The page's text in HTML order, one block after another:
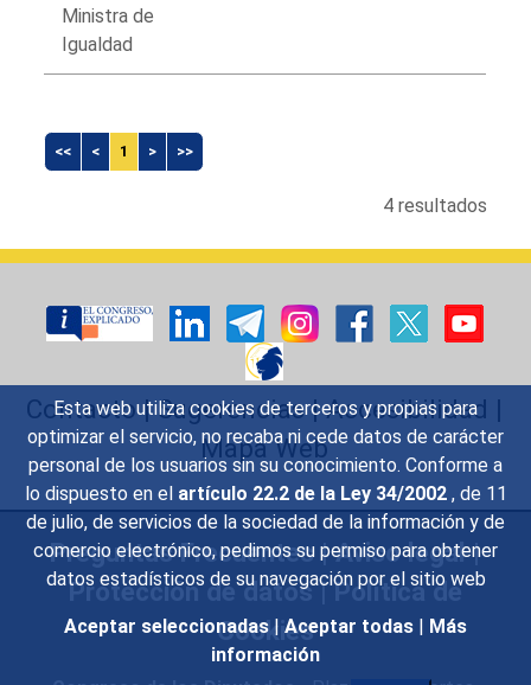
Esta web utiliza cookies de terceros y propias para
optimizar el servicio, no recaba ni cede datos de carácter
personal de los usuarios sin su conocimiento. Conforme a
lo dispuesto en el artículo 22.2 de la Ley 34/2002 , de 11
de julio, de servicios de la sociedad de la información y de
comercio electrónico, pedimos su permiso para obtener
datos estadísticos de su navegación por el sitio web
Aceptar seleccionadas | Aceptar todas | Más
información
Ministra de
Igualdad
<< < 1 > >>
4 resultados
Contacto|Sugerencias|Accesibilidad |
Mapa Web
Preguntas Frecuentes|Aviso legal|
Protección de datos|Política de
Cookies